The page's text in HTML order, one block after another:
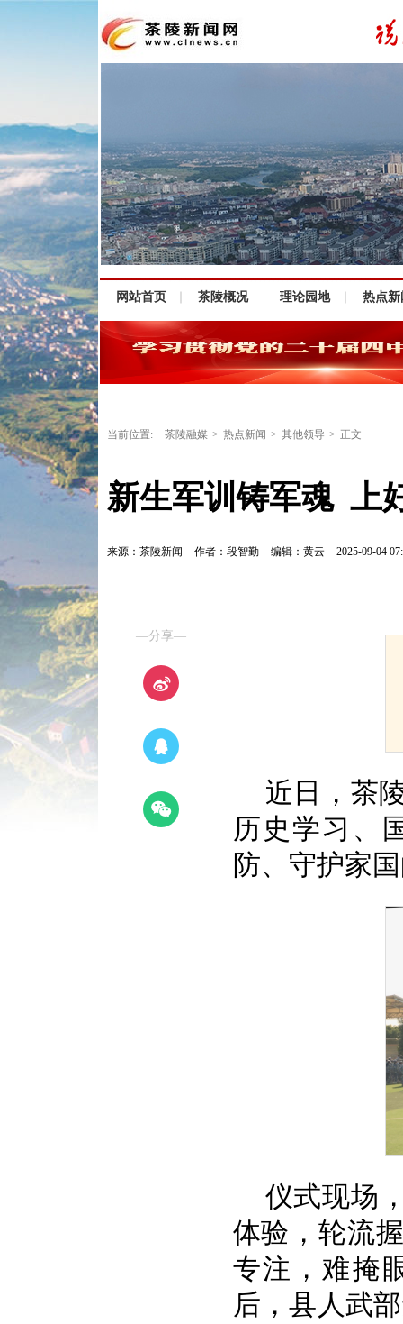
网站首页 茶陵概况 理论园地 热点新
当前位置: 茶陵融媒 > 热点新闻 > 其他领导 > 正文
新生军训铸军魂  上
来源：茶陵新闻 作者：段智勤 编辑：黄云 2025-09-04
—分享—
近日，茶
历史学习、
防、守护家
仪式现场
体验，轮流
专注，难掩
后，县人武